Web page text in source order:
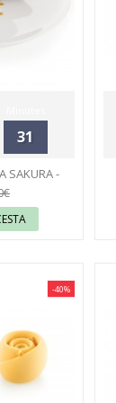
31
SAKURA -
-40%